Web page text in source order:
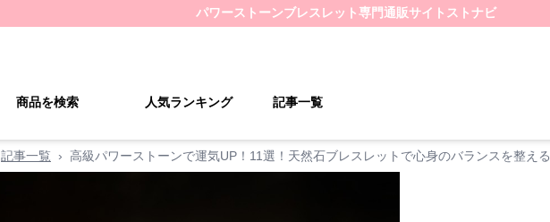
パワーストーンブレスレット専門通販サイト ストナビ
商品を検索 人気ランキング 記事一覧
記事一覧 › 高級パワーストーンで運気UP！11選！天然石ブレスレットで心身のバランスを整える